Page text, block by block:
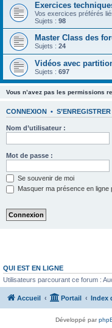
Exercices
Vos exercices préférés
Sujets : 98
Master Class des
Sujets : 24
Vidéos avec
Sujets : 697
Vous n’avez pas les permissions
CONNEXION • S’ENREGISTRER
Nom d’utilisateur :
Mot de passe :
Se souvenir de moi
Masquer ma présence en ligne
QUI EST EN LIGNE
Utilisateurs parcourant ce forum :
Accueil Portail Index
Développé par